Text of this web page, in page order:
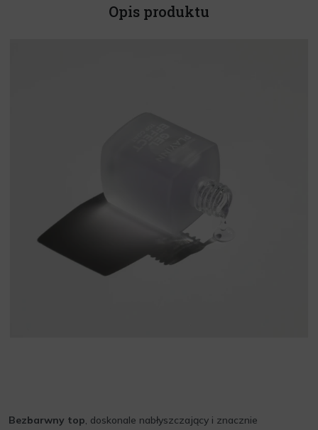
Opis produktu
Bezbarwny top, doskonale nabłyszczający i znacznie